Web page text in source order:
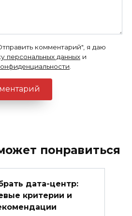
комментарий", я даю
персональных данных и
понравиться
дата-центр:
критерии и